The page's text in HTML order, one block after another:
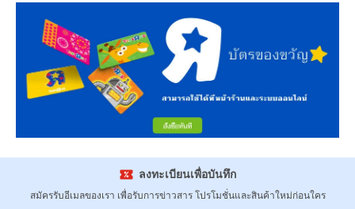
ลงทะเบียนเพื่อบันทึก
สมัครรับอีเมลของเรา เพื่อรับการข่าวสาร โปรโมชั่นและสินค้าใหม่ก่อนใคร